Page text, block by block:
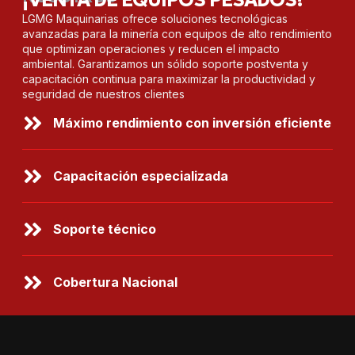
LGMG Maquinarias ofrece soluciones tecnológicas
avanzadas para la minería con equipos de alto rendimiento
que optimizan operaciones y reducen el impacto
ambiental. Garantizamos un sólido soporte postventa y
capacitación continua para maximizar la productividad y
seguridad de nuestros clientes
Máximo rendimiento con inversión eficiente
Capacitación especializada
Soporte técnico
Cobertura Nacional